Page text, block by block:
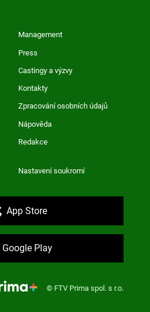
Management
Press
Castingy a výzvy
Kontakty
Zpracování osobních údajů
Nápověda
Redakce
Nastavení soukromí
App Store
Google Play
© FTV Prima spol. s r.o.